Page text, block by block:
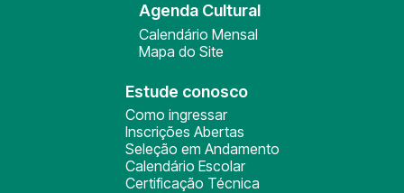
Agenda Cultural
Calendário Mensal
Mapa do Site
Estude conosco
Como ingressar
Inscrições Abertas
Seleção em Andamento
Calendário Escolar
Certificação Técnica